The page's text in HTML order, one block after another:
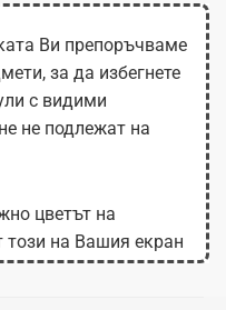
Ви препоръчваме
за да избегнете
с видими
не подлежат на
цветът на
този на Вашия екран
на монитора.